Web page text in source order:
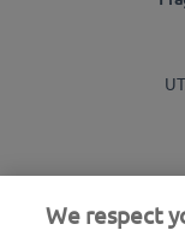
We respect